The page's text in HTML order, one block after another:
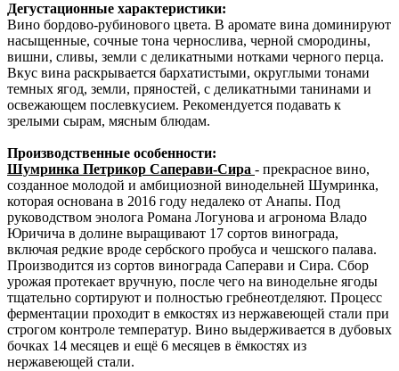
Дегустационные характеристики:
Вино бордово-рубинового цвета. В аромате вина доминируют
насыщенные, сочные тона чернослива, черной смородины,
вишни, сливы, земли с деликатными нотками черного перца.
Вкус вина раскрывается бархатистыми, округлыми тонами
темных ягод, земли, пряностей, с деликатными танинами и
освежающем послевкусием. Рекомендуется подавать к
зрелыми сырам, мясным блюдам.
Производственные особенности:
Шумринка Петрикор Саперави-Сира - прекрасное вино,
созданное молодой и амбициозной винодельней Шумринка,
которая основана в 2016 году недалеко от Анапы. Под
руководством энолога Романа Логунова и агронома Владо
Юричича в долине выращивают 17 сортов винограда,
включая редкие вроде сербского пробуса и чешского палава.
Производится из сортов винограда Саперави и Сира. Сбор
урожая протекает вручную, после чего на винодельне ягоды
тщательно сортируют и полностью гребнеотделяют. Процесс
ферментации проходит в емкостях из нержавеющей стали при
строгом контроле температур. Вино выдерживается в дубовых
бочках 14 месяцев и ещё 6 месяцев в ёмкостях из
нержавеющей стали.